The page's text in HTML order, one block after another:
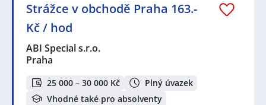
Strážce v obchodě Praha 163.-
Kč / hod
ABI Special s.r.o.
Praha
25 000 – 30 000 Kč
Plný úvazek
Vhodné také pro absolventy